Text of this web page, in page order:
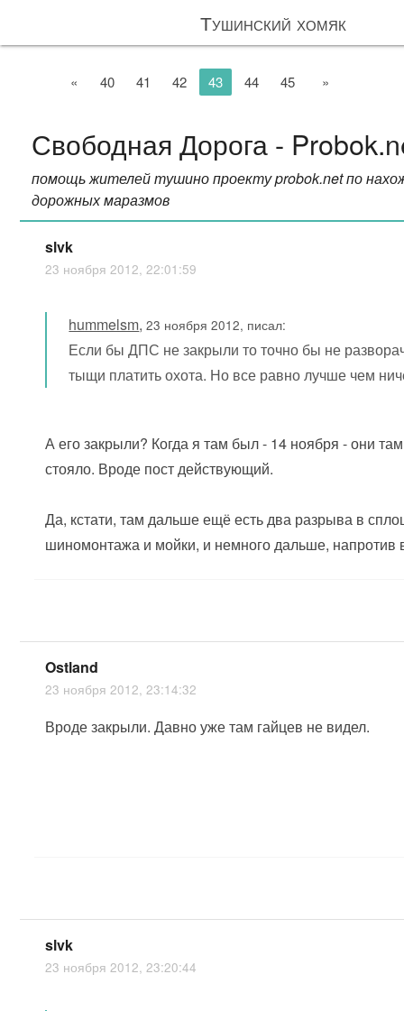
Тушинский хомяк
« 40 41 42 43 44 45 »
Свободная Дорога -
помощь жителей тушино проекту probok.net по
дорожных маразмов
slvk
23 ноября 2012, 22:01:59
hummelsm,23 ноября 2012, писал:
Если бы ДПС не закрыли то точно бы не
тыщи платить охота. Но все равно лучше чем
А его закрыли? Когда я там был - 14 ноября - они
стояло. Вроде пост действующий.
Да, кстати, там дальше ещё есть два разрыва в
шиномонтажа и мойки, и немного дальше, напротив
Ostland
23 ноября 2012, 23:14:32
Вроде закрыли. Давно уже там гайцев не видел.
slvk
23 ноября 2012, 23:20:44